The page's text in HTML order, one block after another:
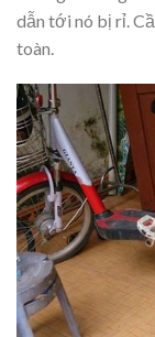
dẫn tới nó bị rỉ.
toàn.